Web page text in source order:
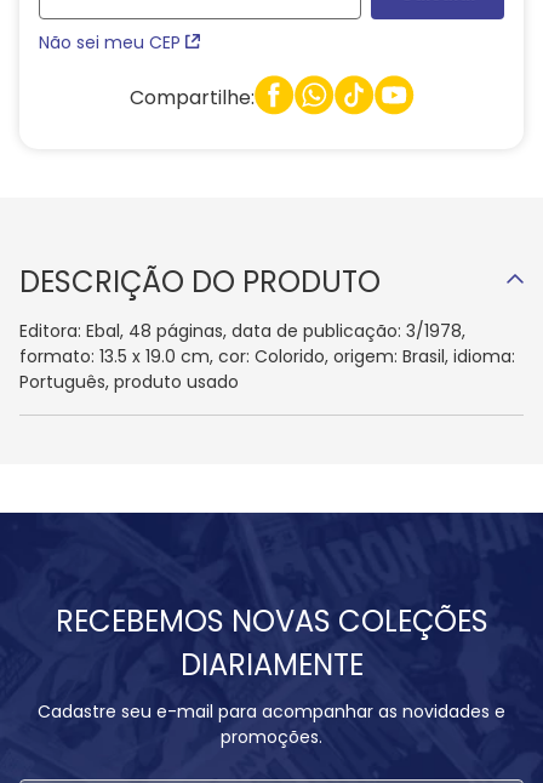
Não sei meu CEP
Compartilhe:
DESCRIÇÃO DO PRODUTO
Editora: Ebal, 48 páginas, data de publicação: 3/1978,
formato: 13.5 x 19.0 cm, cor: Colorido, origem: Brasil, idioma:
Português, produto usado
RECEBEMOS NOVAS COLEÇÕES
DIARIAMENTE
Cadastre seu e-mail para acompanhar as novidades e
promoções.